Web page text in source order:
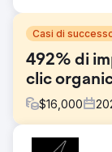
Casi di
492% di
clic
$16,000